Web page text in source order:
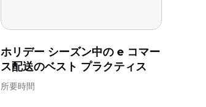
ホリデー シーズン中の e コマー
ス配送のベスト プラクティス
所要時間